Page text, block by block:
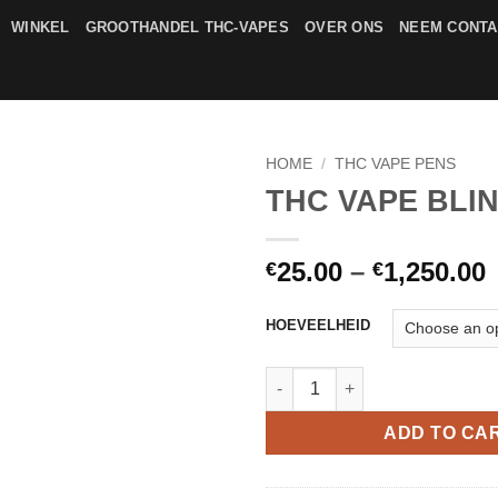
WINKEL GROOTHANDEL THC-VAPES OVER ONS NEEM
HOME / THC VAPE PENS
THC VAPE
€25.00 – €1,250.00
HOEVEELHEID
THC VAPE BLINKERS quantity
ADD TO